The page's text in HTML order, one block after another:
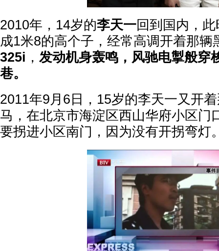
2010年，14岁的李天一回到国内，
成1米8的高个子，经常高调开着那辆
325i ， 发动机身轰鸣，风驰电掣般穿
巷。
2011年9月6日，15岁的李天一又开
马，在北京市海淀区西山华府小区门
要拐进小区南门，因为没有开拐弯灯